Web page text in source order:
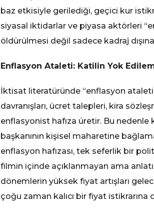
baz etkisiyle gerilediği, geçici kur
siyasal iktidarlar ve piyasa aktörleri
öldürülmesi değil sadece kadraj
Enflasyon Ataleti: Katilin Yok
İktisat literatüründe “enflasyon
davranışları, ücret talepleri, kira
enflasyonist hafıza üretir. Bu
başkanının kişisel maharetine
enflasyon hafızası, tek seferlik bir
filmin içinde açıklanmayan ama
dönemlerin yüksek fiyat artışları
çoğu zaman kalıcı bir fiyat